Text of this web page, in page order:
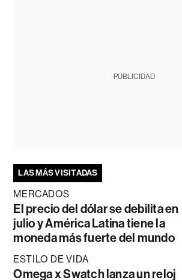
PUBLICIDAD
LAS MÁS VISITADAS
MERCADOS
El precio del dólar se debilita en
julio y América Latina tiene la
moneda más fuerte del mundo
ESTILO DE VIDA
Omega x Swatch lanza un reloj